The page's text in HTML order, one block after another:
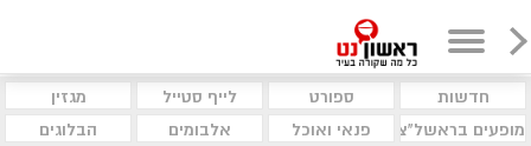
חדשות ספורט לייף סטייל
מגזין
מופעים בראשל"צ
פנאי ואוכל אלבומים
הבלוגים